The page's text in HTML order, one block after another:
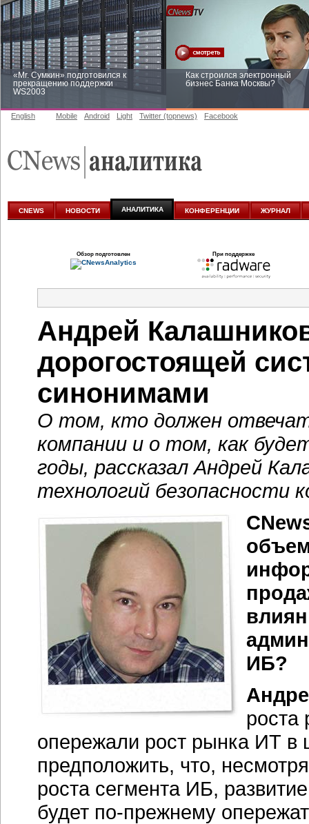
«Mr. Сумкин» подготовился к
прекращению поддержки
WS2003
Как строился электронный
бизнес Банка Москвы?
аналитике
English Mobile Android Light Twitter (topnews) Facebook
CNEWS НОВОСТИ АНАЛИТИКА КОНФЕРЕНЦИИ ЖУРНАЛ
Обзор подготовлен При поддержке
Андрей
дорогостоящей
синонимами
О том, кто должен
компании и о том, как
годы, рассказал Андрей
технологий безопасности
ИБ?
роста
опережали рост рынка ИТ
предположить, что,
роста сегмента ИБ,
будет по-прежнему